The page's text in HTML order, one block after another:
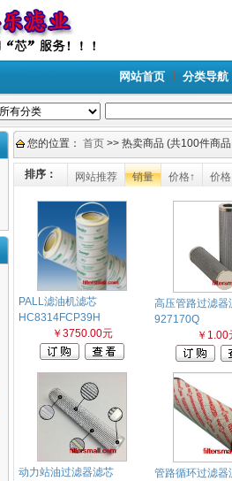
网站首页 分类导航
您的位置： 首页 >> 热卖商品 (共100件商
排序： 网站推荐 销量 价格↑ 价
PALL滤油机滤芯
HC8314FCP39H
￥3750.00元
高压管路过滤器
927170Q
￥1.00
动力站油过滤器滤芯
管路循环过滤器